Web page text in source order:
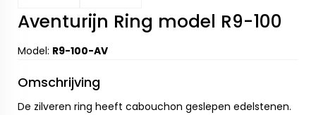
Aventurijn Ring model R9-100
Model: R9-100-AV
Omschrijving
De zilveren ring heeft cabouchon geslepen edelstenen.